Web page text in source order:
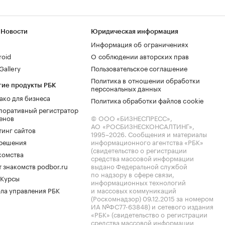
продукты РБК
для бизнеса
регистратор
сайтов
знакомств podbor.ru
управления РБК
Юридическая информация
Информация об ограничениях
О соблюдении авторских прав
Пользовательское соглашение
Политика в отношении обработки
персональных данных
Политика обработки файлов cookie
© ООО «БИЗНЕСПРЕСС»,
АО «РОСБИЗНЕСКОНСАЛТИНГ»,
1995–2026. Сообщения и материалы
информационного агентства «РБК»
(свидетельство о регистрации
средства массовой информации
выдано Федеральной службой
по надзору в сфере связи,
информационных технологий
и массовых коммуникаций
(Роскомнадзор) 09.12.2015 за номером
ИА №ФС77-63848) и сетевого издания
«РБК» (свидетельство о регистрации
средства массовой информации